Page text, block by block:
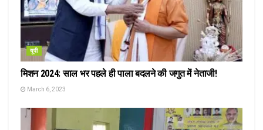
यूपी
मिशन 2024: साल भर पहले ही पाला बदलने की जगुत में नेताजी!
March 6, 2023